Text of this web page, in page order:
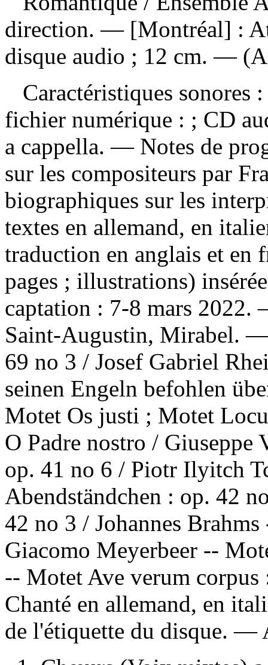
direction. — [Montréal] :
disque audio ; 12 cm. —
Caractéristiques sonores
fichier numérique : ; CD
a cappella. — Notes de
sur les compositeurs par
biographiques sur les
textes en allemand, en
traduction en anglais et en
pages ; illustrations)
captation : 7-8 mars
Saint-Augustin, Mirabel.
69 no 3 / Josef Gabriel
seinen Engeln befohlen
Motet Os justi ; Motet
O Padre nostro / Giuseppe
op. 41 no 6 / Piotr Ilyitch
Abendständchen : op. 42
42 no 3 / Johannes
Giacomo Meyerbeer --
-- Motet Ave verum
Chanté en allemand, en
de l'étiquette du disque. —